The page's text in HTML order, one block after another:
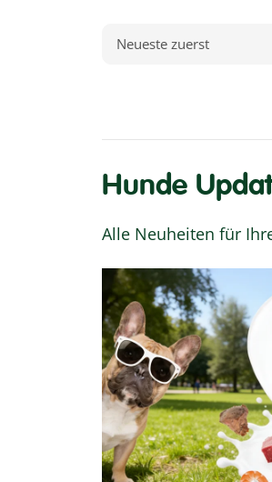
Hunde
Alle Neuheiten für